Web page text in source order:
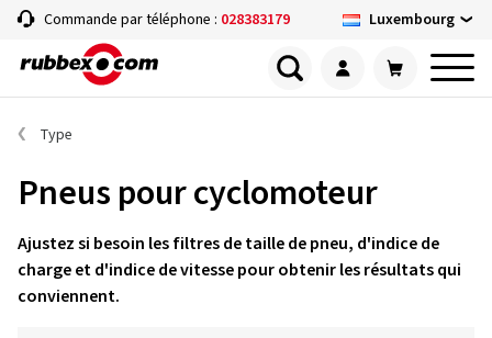
Commande par téléphone : 028383179 Luxembourg
Type
Pneus pour cyclomoteur
Ajustez si besoin les filtres de taille de pneu, d'indice de
charge et d'indice de vitesse pour obtenir les résultats qui
conviennent.